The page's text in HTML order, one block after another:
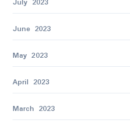
July 2023
June 2023
May 2023
April 2023
March 2023